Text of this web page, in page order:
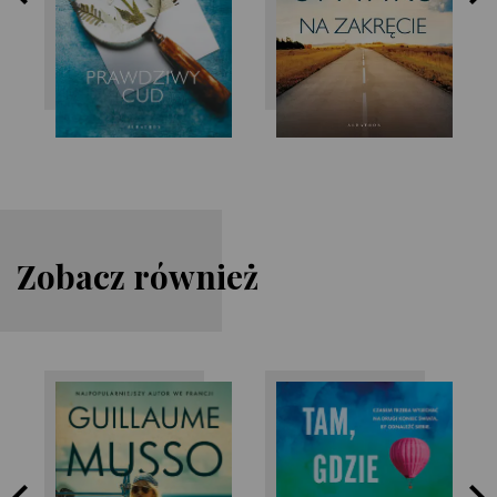
Zobacz również
Guillaume Musso
Paige Toon